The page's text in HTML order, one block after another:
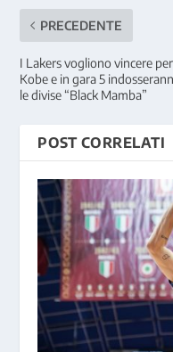
PRECEDENTE
I Lakers vogliono vincere per
Kobe e in gara 5
le divise “Black Mamba”
POST CORRELATI